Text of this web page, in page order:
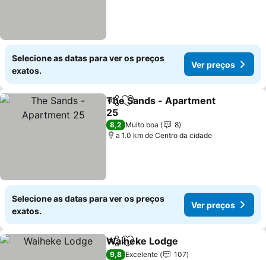
Selecione as datas para ver os preços
exatos.
Ver preços
PartilharAdicionar aos favoritos
The Sands - Apartment
25
Ver preços
8,2 Muito boa
8
a 1.0 km de Centro da cidade
Selecione as datas para ver os preços
exatos.
Ver preços
PartilharAdicionar aos favoritos
Waiheke Lodge
9,8 Excelente
107